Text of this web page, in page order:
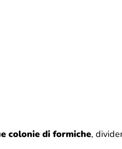
colonie di formiche,